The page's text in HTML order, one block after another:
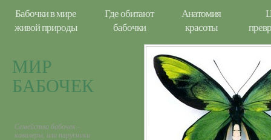
Бабочки в мире
живой природы
Где обитают
бабочки
Анатомия
красоты
МИР
БАБОЧЕК
Семейства бабочек -
кавалеры, или парусники